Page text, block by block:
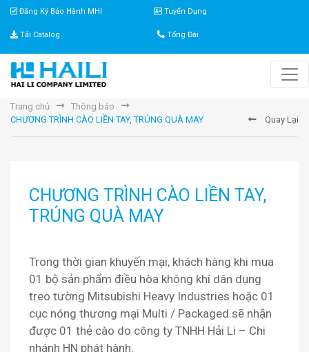
Đăng Ký Bảo Hành MHI Tuyển Dụng
Tải Catalog Tổng Đài
Trang chủ
Thông báo
CHƯƠNG TRÌNH CÀO LIỀN TAY, TRÚNG QUÀ MAY
Quay Lại
CHƯƠNG TRÌNH CÀO LIỀN TAY,
TRÚNG QUÀ MAY
Trong thời gian khuyến mại, khách hàng khi mua
01 bộ sản phẩm điều hòa không khí dân dụng
treo tường Mitsubishi Heavy Industries hoặc 01
cục nóng thương mại Multi / Packaged sẽ nhận
được 01 thẻ cào do công ty TNHH Hải Li – Chi
nhánh HN phát hành.